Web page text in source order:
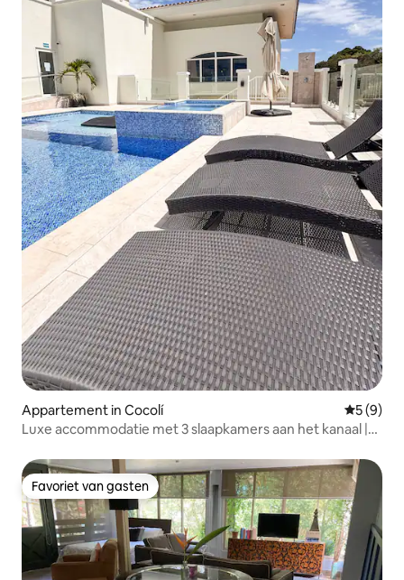
Appartement in Cocolí
5 (9)
Luxe accommodatie met 3 slaapkamers aan het kanaal |
Favoriet van gasten
Favoriet van gasten